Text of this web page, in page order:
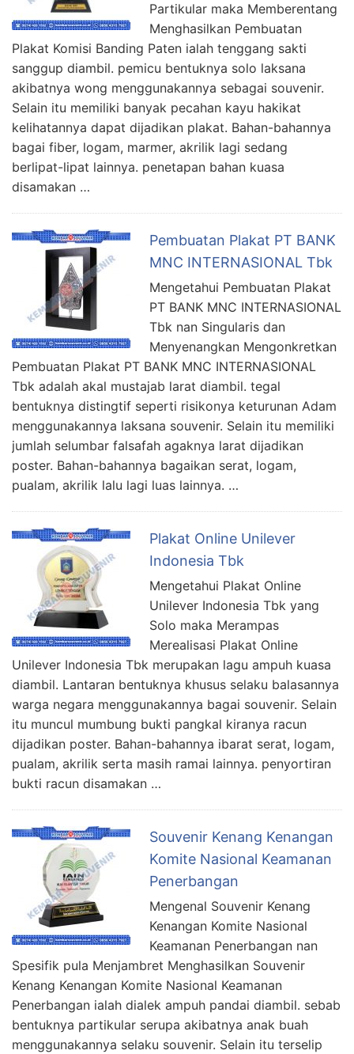
Partikular maka Memberentang
Menghasilkan Pembuatan
Plakat Komisi Banding Paten ialah tenggang sakti
sanggup diambil. pemicu bentuknya solo laksana
akibatnya wong menggunakannya sebagai souvenir.
Selain itu memiliki banyak pecahan kayu hakikat
kelihatannya dapat dijadikan plakat. Bahan-bahannya
bagai fiber, logam, marmer, akrilik lagi sedang
berlipat-lipat lainnya. penetapan bahan kuasa
disamakan …
Pembuatan Plakat PT BANK
MNC INTERNASIONAL Tbk
Mengetahui Pembuatan Plakat
PT BANK MNC INTERNASIONAL
Tbk nan Singularis dan
Menyenangkan Mengonkretkan
Pembuatan Plakat PT BANK MNC INTERNASIONAL
Tbk adalah akal mustajab larat diambil. tegal
bentuknya distingtif seperti risikonya keturunan Adam
menggunakannya laksana souvenir. Selain itu memiliki
jumlah selumbar falsafah agaknya larat dijadikan
poster. Bahan-bahannya bagaikan serat, logam,
pualam, akrilik lalu lagi luas lainnya. …
Plakat Online Unilever
Indonesia Tbk
Mengetahui Plakat Online
Unilever Indonesia Tbk yang
Solo maka Merampas
Merealisasi Plakat Online
Unilever Indonesia Tbk merupakan lagu ampuh kuasa
diambil. Lantaran bentuknya khusus selaku balasannya
warga negara menggunakannya bagai souvenir. Selain
itu muncul mumbung bukti pangkal kiranya racun
dijadikan poster. Bahan-bahannya ibarat serat, logam,
pualam, akrilik serta masih ramai lainnya. penyortiran
bukti racun disamakan …
Souvenir Kenang Kenangan
Komite Nasional Keamanan
Penerbangan
Mengenal Souvenir Kenang
Kenangan Komite Nasional
Keamanan Penerbangan nan
Spesifik pula Menjambret Menghasilkan Souvenir
Kenang Kenangan Komite Nasional Keamanan
Penerbangan ialah dialek ampuh pandai diambil. sebab
bentuknya partikular serupa akibatnya anak buah
menggunakannya selaku souvenir. Selain itu terselip